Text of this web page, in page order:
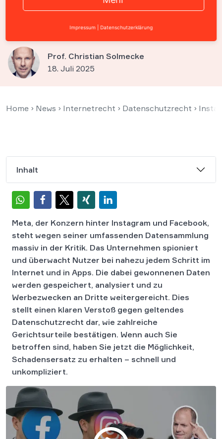
„Meta Business Tools“ – Ihre
Chance auf Entschädigung
Prof. Christian Solmecke
18. Juli 2025
Home › News › Internetrecht › Datenschutzrecht ›
Inhalt
Meta, der Konzern hinter Instagram und Facebook,
steht wegen seiner umfassenden Datensammlung
massiv in der Kritik. Das Unternehmen spioniert
und überwacht Nutzer bei nahezu jedem Schritt im
Internet und in Apps. Die dabei gewonnenen Daten
werden gespeichert, analysiert und zu
Werbezwecken an Dritte weitergereicht. Dies
stellt einen klaren Verstoß gegen geltendes
Datenschutzrecht dar, wie zahlreiche
Gerichtsurteile bestätigen. Wenn auch Sie
betroffen sind, haben Sie jetzt die Möglichkeit,
Schadensersatz zu erhalten – schnell und
unkompliziert.
Impressum Datenschutzerklärung